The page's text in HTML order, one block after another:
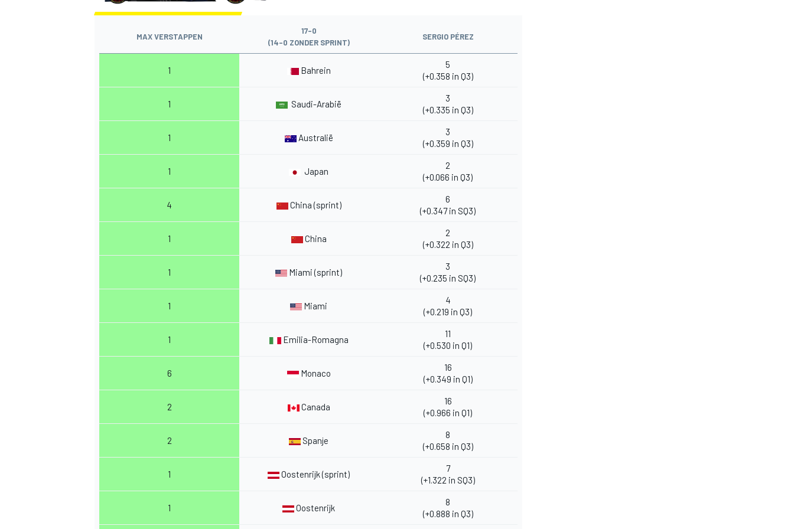
MAX VERSTAPPEN
17-0
(14-0 ZONDER SPRINT)
SERGIO PÉREZ
1 Bahrein
5
(+0.358 in Q3)
1 Saudi-Arabië
3
(+0.335 in Q3)
1 Australië
3
(+0.359 in Q3)
1 Japan
2
(+0.066 in Q3)
4 China (sprint)
6
(+0.347 in SQ3)
1 China
2
(+0.322 in Q3)
1 Miami (sprint)
3
(+0.235 in SQ3)
1 Miami
4
(+0.219 in Q3)
1 Emilia-Romagna
11
(+0.530 in Q1)
6 Monaco
16
(+0.349 in Q1)
2 Canada
16
(+0.966 in Q1)
2 Spanje
8
(+0.658 in Q3)
1 Oostenrijk (sprint)
7
(+1.322 in SQ3)
1 Oostenrijk
8
(+0.888 in Q3)